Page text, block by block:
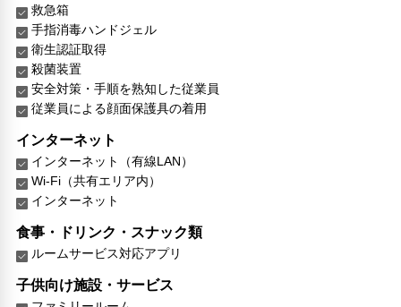
救急箱
手指消毒ハンドジェル
衛生認証取得
殺菌装置
安全対策・手順を熟知した従業員
従業員による顔面保護具の着用
インターネット
インターネット（有線LAN）
Wi-Fi（共有エリア内）
インターネット
食事・ドリンク・スナック類
ルームサービス対応アプリ
子供向け施設・サービス